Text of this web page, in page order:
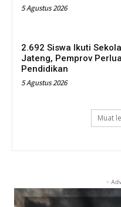
5 Agustus 2026
2.692 Siswa Ikuti
Jateng, Pemprov
Pendidikan
5 Agustus 2026
Muat
-